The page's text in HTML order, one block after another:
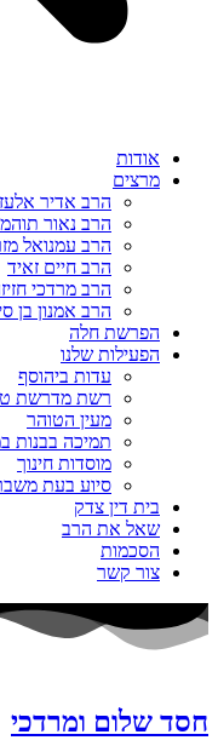
אודות
מרצים
הרב אדיר
הרב נאור
הרב עמנואל
הרב חיים זאיד
הרב מרדכי
הרב אמנון בן
הפרשת חלה
הפעילות שלנו
עדות ביהוסף
רשת מדרשת
מעין הטוהר
תמיכה בבנות
מוסדות חינוך
סיוע בעת
בית דין צדק
שאל את הרב
הסכמות
צור קשר
חסד שלום ומרדכי